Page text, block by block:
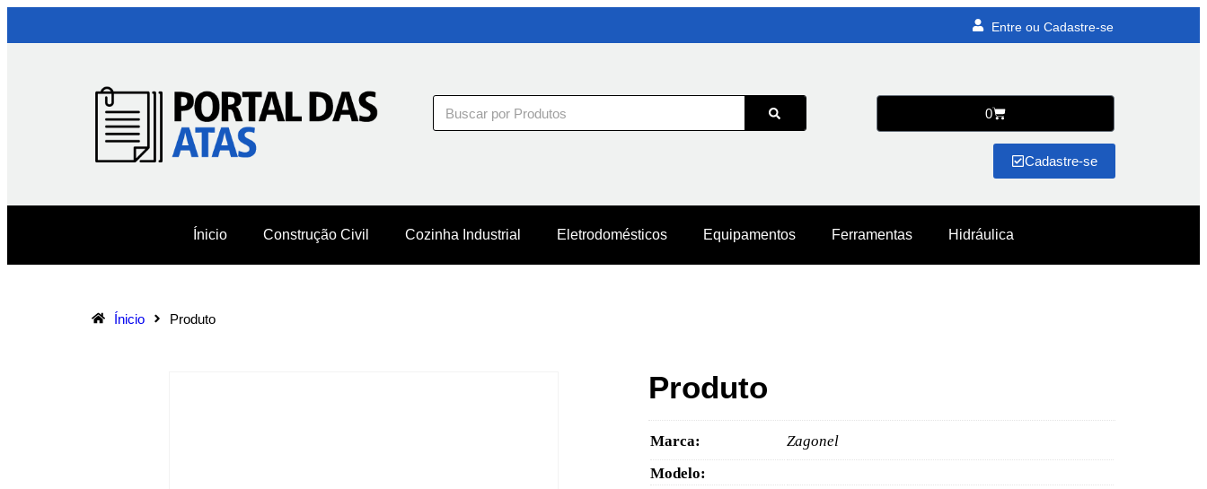
Entre ou Cadastre-se
0
Cadastre-se
Ínicio Construção Civil Cozinha Industrial Eletrodomésticos Equipamentos Ferramentas Hidráulica
Ínicio Produto
Produto
Marca:
Zagonel
Modelo: